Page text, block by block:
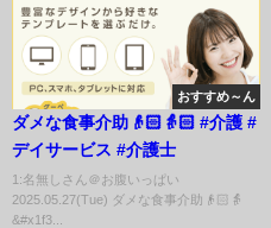
おすすめ～ん
ダメな食事介助👴🏻👵🏻 #介護 #
デイサービス #介護士
1:名無しさん＠お腹いっぱい
2025.05.27(Tue) ダメな食事介助👴🏻👵
&#x1f3...